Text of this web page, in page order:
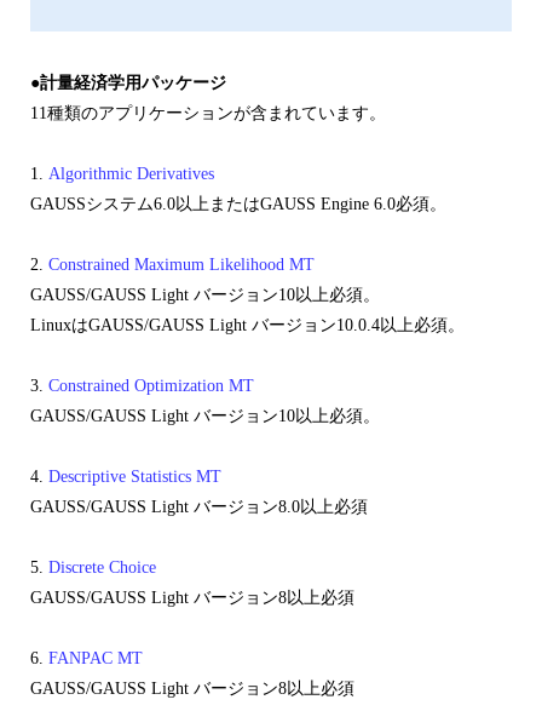
●計量経済学用パッケージ
11種類のアプリケーションが含まれています。
1. Algorithmic Derivatives
GAUSSシステム6.0以上またはGAUSS Engine 6.0必須。
2. Constrained Maximum Likelihood MT
GAUSS/GAUSS Light バージョン10以上必須。
LinuxはGAUSS/GAUSS Light バージョン10.0.4以上必須。
3. Constrained Optimization MT
GAUSS/GAUSS Light バージョン10以上必須。
4. Descriptive Statistics MT
GAUSS/GAUSS Light バージョン8.0以上必須
5. Discrete Choice
GAUSS/GAUSS Light バージョン8以上必須
6. FANPAC MT
GAUSS/GAUSS Light バージョン8以上必須